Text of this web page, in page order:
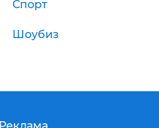
Спорт
Шоубиз